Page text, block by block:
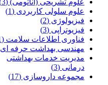
علوم تشریحی (آناتومی) (3)
علوم سلولی کاربردی (1)
فیزیولوژی (2)
فیزیوتراپی (3)
فناوری اطلاعات سلامت (1)
مهندسی بهداشت حرفه ای
مدیریت خدمات بهداشتی
درمانی (3)
مجموعه داروسازی (17)